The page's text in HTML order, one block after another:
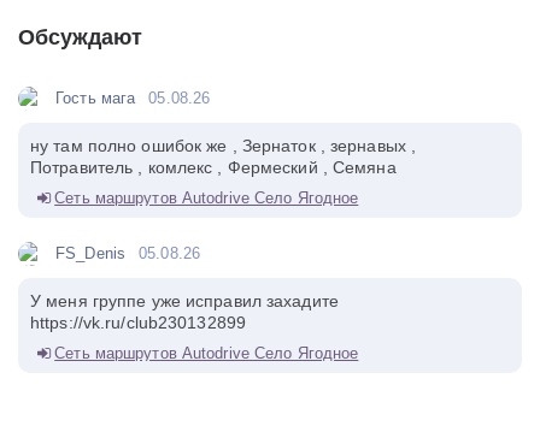
Обсуждают
Гость мага 05.08.26
ну там полно ошибок же , Зернаток , зернавых ,
Потравитель , комлекс , Фермеский , Семяна
Сеть маршрутов Autodrive Село Ягодное
FS_Denis 05.08.26
У меня группе уже исправил захадите
https://vk.ru/club230132899
Сеть маршрутов Autodrive Село Ягодное